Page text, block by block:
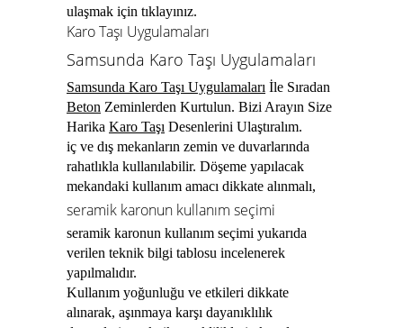
ulaşmak için tıklayınız.
Karo Taşı Uygulamaları
Samsunda Karo Taşı Uygulamaları
Samsunda Karo Taşı Uygulamaları İle Sıradan
Beton Zeminlerden Kurtulun. Bizi Arayın Size
Harika Karo Taşı Desenlerini Ulaştıralım.
iç ve dış mekanların zemin ve duvarlarında
rahatlıkla kullanılabilir. Döşeme yapılacak
mekandaki kullanım amacı dikkate alınmalı,
seramik karonun kullanım seçimi
seramik karonun kullanım seçimi yukarıda
verilen teknik bilgi tablosu incelenerek
yapılmalıdır.
Kullanım yoğunluğu ve etkileri dikkate
alınarak, aşınmaya karşı dayanıklılık